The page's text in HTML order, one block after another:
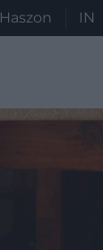
Haszon IN